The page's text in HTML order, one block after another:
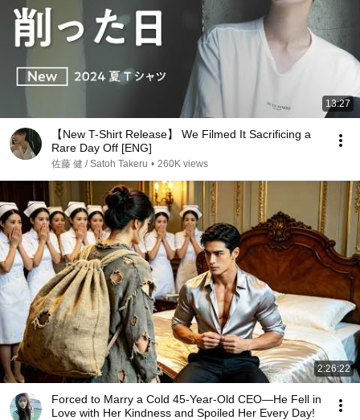
13:27
【New T-Shirt Release】 We Filmed It Sacrificing a
Rare Day Off [ENG]
佐藤 健 / Satoh Takeru • 260K views
2:26:22
Forced to Marry a Cold 45-Year-Old CEO—He Fell in
Love with Her Kindness and Spoiled Her Every Day!